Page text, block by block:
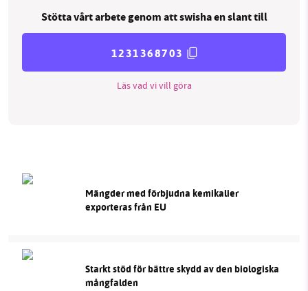
Stötta vårt arbete genom att swisha en slant till
1231368703
Läs vad vi vill göra
Mängder med förbjudna kemikalier
exporteras från EU
Starkt stöd för bättre skydd av den biologiska
mångfalden